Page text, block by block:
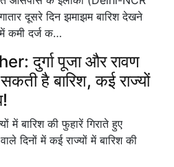
दूसरे दिन झमाझम बारिश देखने
कमी दर्ज क…
दुर्गा पूजा और रावण
है बारिश, कई राज्यों
में बारिश की फुहारें गिराते हुए
दिनों में कई राज्यों में बारिश की